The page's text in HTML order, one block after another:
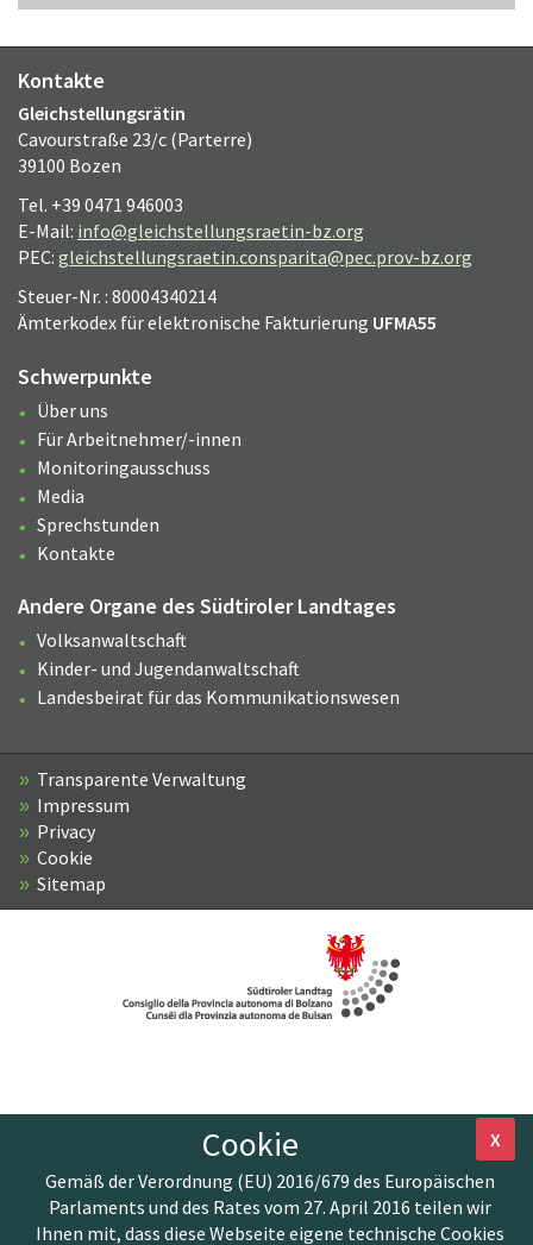
Kontakte
Gleichstellungsrätin
Cavourstraße 23/c (Parterre)
39100 Bozen
Tel. +39 0471 946003
E-Mail: info@gleichstellungsraetin-bz.org
PEC: gleichstellungsraetin.consparita@pec.prov-bz.org
Steuer-Nr. : 80004340214
Ämterkodex für elektronische Fakturierung UFMA55
Schwerpunkte
Über uns
Für Arbeitnehmer/-innen
Monitoringausschuss
Media
Sprechstunden
Kontakte
Andere Organe des Südtiroler Landtages
Volksanwaltschaft
Kinder- und Jugendanwaltschaft
Landesbeirat für das Kommunikationswesen
Transparente Verwaltung
Impressum
Privacy
Cookie
Sitemap
X
Cookie
Gemäß der Verordnung (EU) 2016/679 des Europäischen
Parlaments und des Rates vom 27. April 2016 teilen wir
Ihnen mit, dass diese Webseite eigene technische Cookies